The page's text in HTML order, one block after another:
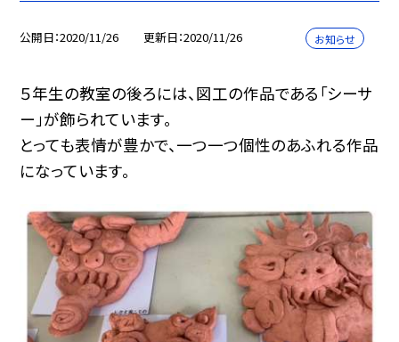
公開日 2020/11/26 更新日 2020/11/26 お知らせ
５年生の教室の後ろには、図工の作品である「シーサ
ー」が飾られています。
とっても表情が豊かで、一つ一つ個性のあふれる作品
になっています。